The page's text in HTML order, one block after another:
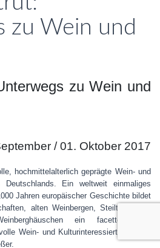
zu Wein und
zu Wein und
/ 01. Oktober 2017
hochmittelalterlich geprägte Wein- und
Deutschlands. Ein weltweit einmaliges
Jahren europäischer Geschichte bildet
alten Weinbergen, Steilterrassen,
ein facettenreiches
Wein- und Kulturinteressierte ebenso